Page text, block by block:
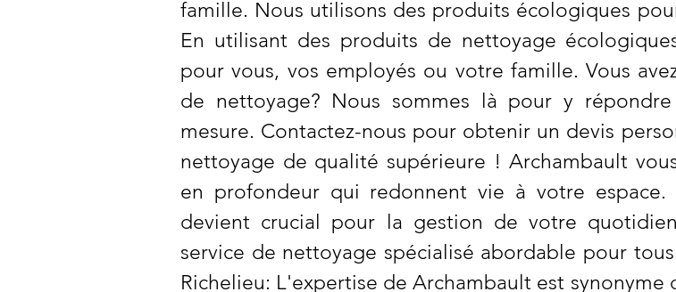
famille. Nous utilisons des produits écologiques
En utilisant des produits de nettoyage
pour vous, vos employés ou votre famille. Vous
de nettoyage? Nous sommes là pour y
mesure. Contactez-nous pour obtenir un devis
nettoyage de qualité supérieure ! Archambault
en profondeur qui redonnent vie à votre
devient crucial pour la gestion de votre
service de nettoyage spécialisé abordable pour
Richelieu: L'expertise de Archambault est